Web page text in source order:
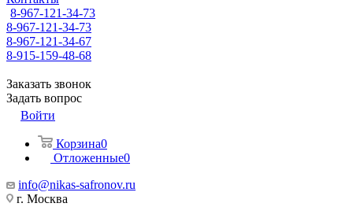
8-967-121-34-73
8-967-121-34-73
8-967-121-34-67
8-915-159-48-68
Заказать звонок
Задать вопрос
Войти
Корзина0
Отложенные0
info@nikas-safronov.ru
г. Москва